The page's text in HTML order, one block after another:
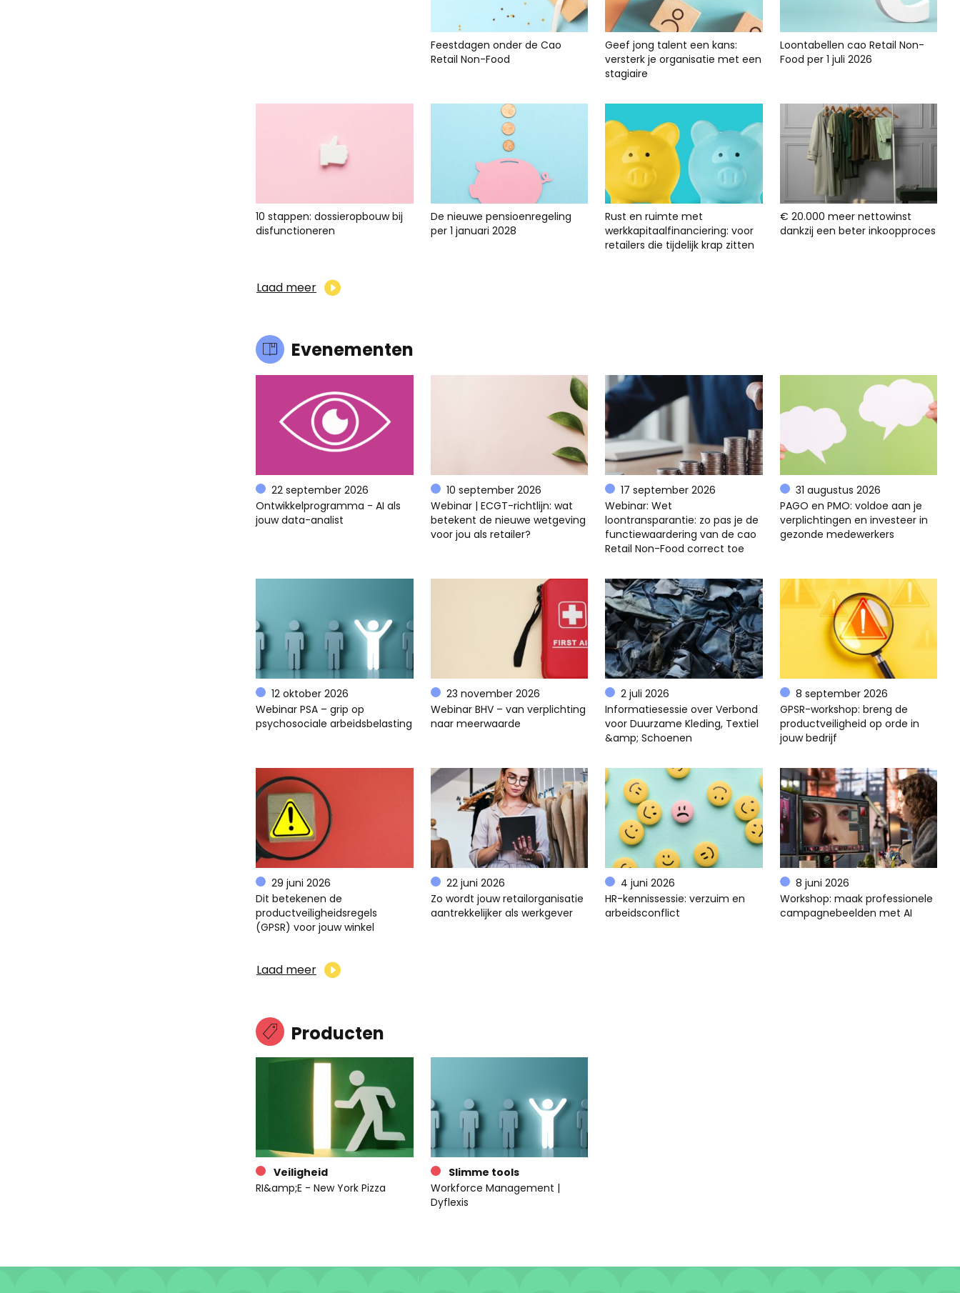
Feestdagen onder de Cao
Retail Non-Food
Geef jong talent een kans:
versterk je organisatie met een
stagiaire
Loontabellen cao Retail Non-
Food per 1 juli 2026
10 stappen: dossieropbouw bij
disfunctioneren
De nieuwe pensioenregeling
per 1 januari 2028
Rust en ruimte met
werkkapitaalfinanciering: voor
retailers die tijdelijk krap zitten
€ 20.000 meer nettowinst
dankzij een beter inkoopproces
Laad meer
Evenementen
22 september 2026
Ontwikkelprogramma - AI als
jouw data-analist
10 september 2026
Webinar | ECGT-richtlijn: wat
betekent de nieuwe wetgeving
voor jou als retailer?
17 september 2026
Webinar: Wet
loontransparantie: zo pas je de
functiewaardering van de cao
Retail Non-Food correct toe
31 augustus 2026
PAGO en PMO: voldoe aan je
verplichtingen en investeer in
gezonde medewerkers
12 oktober 2026
Webinar PSA – grip op
psychosociale arbeidsbelasting
23 november 2026
Webinar BHV – van verplichting
naar meerwaarde
2 juli 2026
Informatiesessie over Verbond
voor Duurzame Kleding, Textiel
&amp; Schoenen
8 september 2026
GPSR-workshop: breng de
productveiligheid op orde in
jouw bedrijf
29 juni 2026
Dit betekenen de
productveiligheidsregels
(GPSR) voor jouw winkel
22 juni 2026
Zo wordt jouw retailorganisatie
aantrekkelijker als werkgever
4 juni 2026
HR-kennissessie: verzuim en
arbeidsconflict
8 juni 2026
Workshop: maak professionele
campagnebeelden met AI
Laad meer
Producten
Veiligheid
RI&amp;E - New York Pizza
Slimme tools
Workforce Management |
Dyflexis